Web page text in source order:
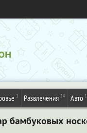
1 Развлечения 24 Авто 1
бамбуковых